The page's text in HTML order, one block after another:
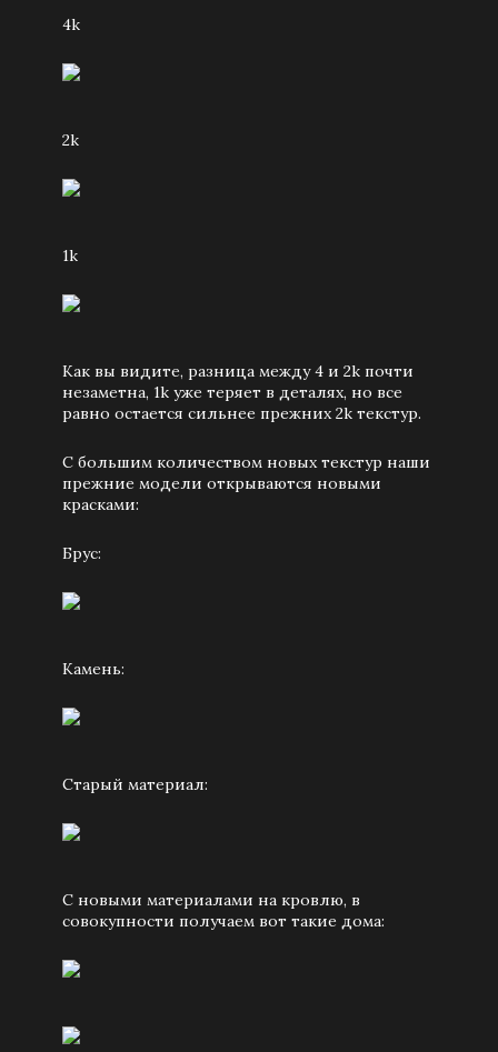
4k
2k
1k
Как вы видите, разница между 4 и 2k почти
незаметна, 1k уже теряет в деталях, но все
равно остается сильнее прежних 2k текстур.
С большим количеством новых текстур наши
прежние модели открываются новыми
красками:
Брус:
Камень:
Старый материал:
С новыми материалами на кровлю, в
совокупности получаем вот такие дома: